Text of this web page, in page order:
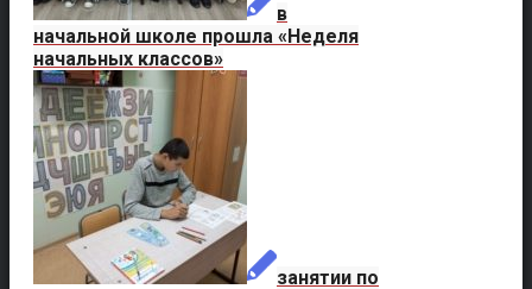
в
начальной школе прошла «Неделя
начальных классов»
занятии по